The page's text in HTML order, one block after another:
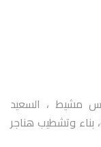
مشيط ، السعيد
بناء وتشطيب هناجر